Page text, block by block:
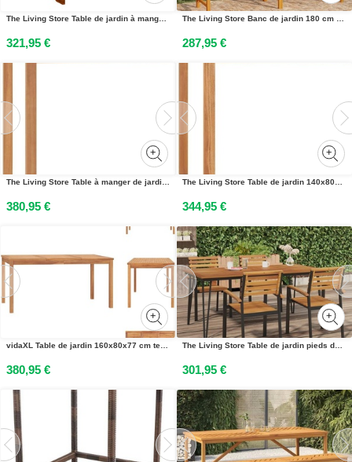
The Living Store Table de jardin à manger (120-170)x80x75 cm en acacia massif
321,95 €
The Living Store Banc de jardin 180 cm bois massif acacia
287,95 €
The Living Store Table à manger de jardin 160x80x77 cm teck massif
380,95 €
The Living Store Table de jardin 140x80x77 cm Bois massif Teck
344,95 €
vidaXL Table de jardin 160x80x77 cm teck massif - Tables de jardin
380,95 €
The Living Store Table de jardin pieds de table en épingle à cheveux 180x90x75 cm Acacia massif
301,95 €